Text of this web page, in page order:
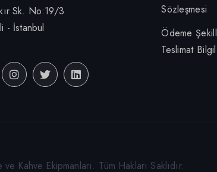
Sk. No:19/3
- İstanbul
Sözleşmesi
Ödeme
Teslimat
Kahve Ekipmanları. Tüm Hakları Saklıdır.